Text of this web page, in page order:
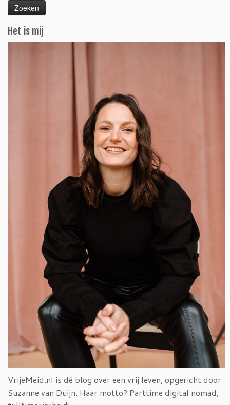
Het is mij
VrijeMeid.nl is dé blog over een vrij leven, opgericht door
Suzanne van Duijn. Haar motto? Parttime digital nomad,